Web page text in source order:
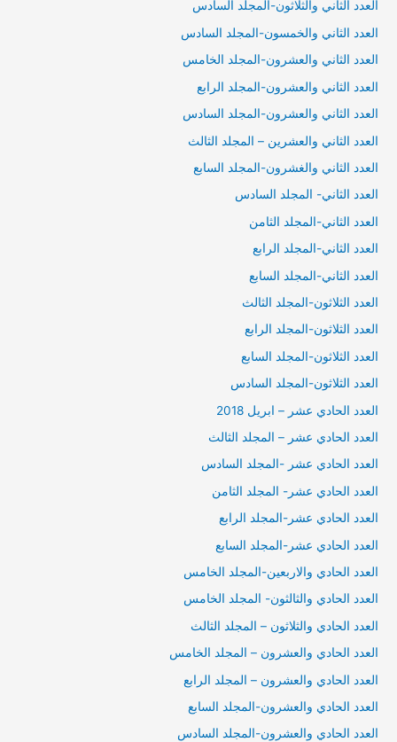
العدد الثاني والثلاثون-المجلد السادس
العدد الثاني والخمسون-المجلد السادس
العدد الثاني والعشرون-المجلد الخامس
العدد الثاني والعشرون-المجلد الرابع
العدد الثاني والعشرون-المجلد السادس
العدد الثاني والعشرين – المجلد الثالث
العدد الثاني والغشرون-المجلد السابع
العدد الثاني- المجلد السادس
العدد الثاني-المجلد الثامن
العدد الثاني-المجلد الرابع
العدد الثاني-المجلد السابع
العدد الثلاثون-المجلد الثالث
العدد الثلاثون-المجلد الرابع
العدد الثلاثون-المجلد السابع
العدد الثلاثون-المجلد السادس
العدد الحادي عشر – ابريل 2018
العدد الحادي عشر – المجلد الثالث
العدد الحادي عشر -المجلد السادس
العدد الحادي عشر- المجلد الثامن
العدد الحادي عشر-المجلد الرابع
العدد الحادي عشر-المجلد السابع
العدد الحادي والاربعين-المجلد الخامس
العدد الحادي والثالثون- المجلد الخامس
العدد الحادي والثلاثون – المجلد الثالث
العدد الحادي والعشرون – المجلد الخامس
العدد الحادي والعشرون – المجلد الرابع
العدد الحادي والعشرون-المجلد السابع
العدد الحادي والعشرون-المجلد السادس